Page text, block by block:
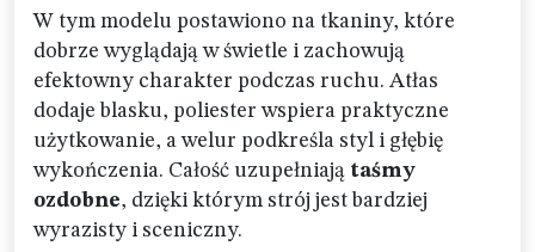
W tym modelu postawiono na tkaniny, które
dobrze wyglądają w świetle i zachowują
efektowny charakter podczas ruchu. Atłas
dodaje blasku, poliester wspiera praktyczne
użytkowanie, a welur podkreśla styl i głębię
wykończenia. Całość uzupełniają taśmy
ozdobne, dzięki którym strój jest bardziej
wyrazisty i sceniczny.